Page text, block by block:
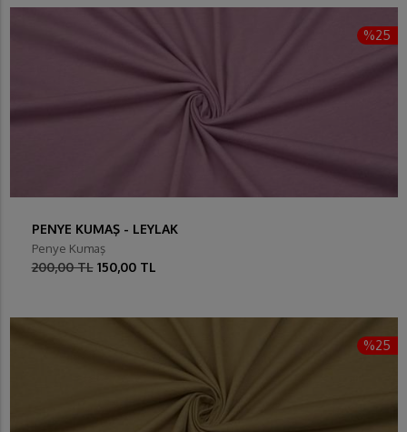
%25
PENYE KUMAŞ - LEYLAK
Penye Kumaş
200,00 TL 150,00 TL
%25